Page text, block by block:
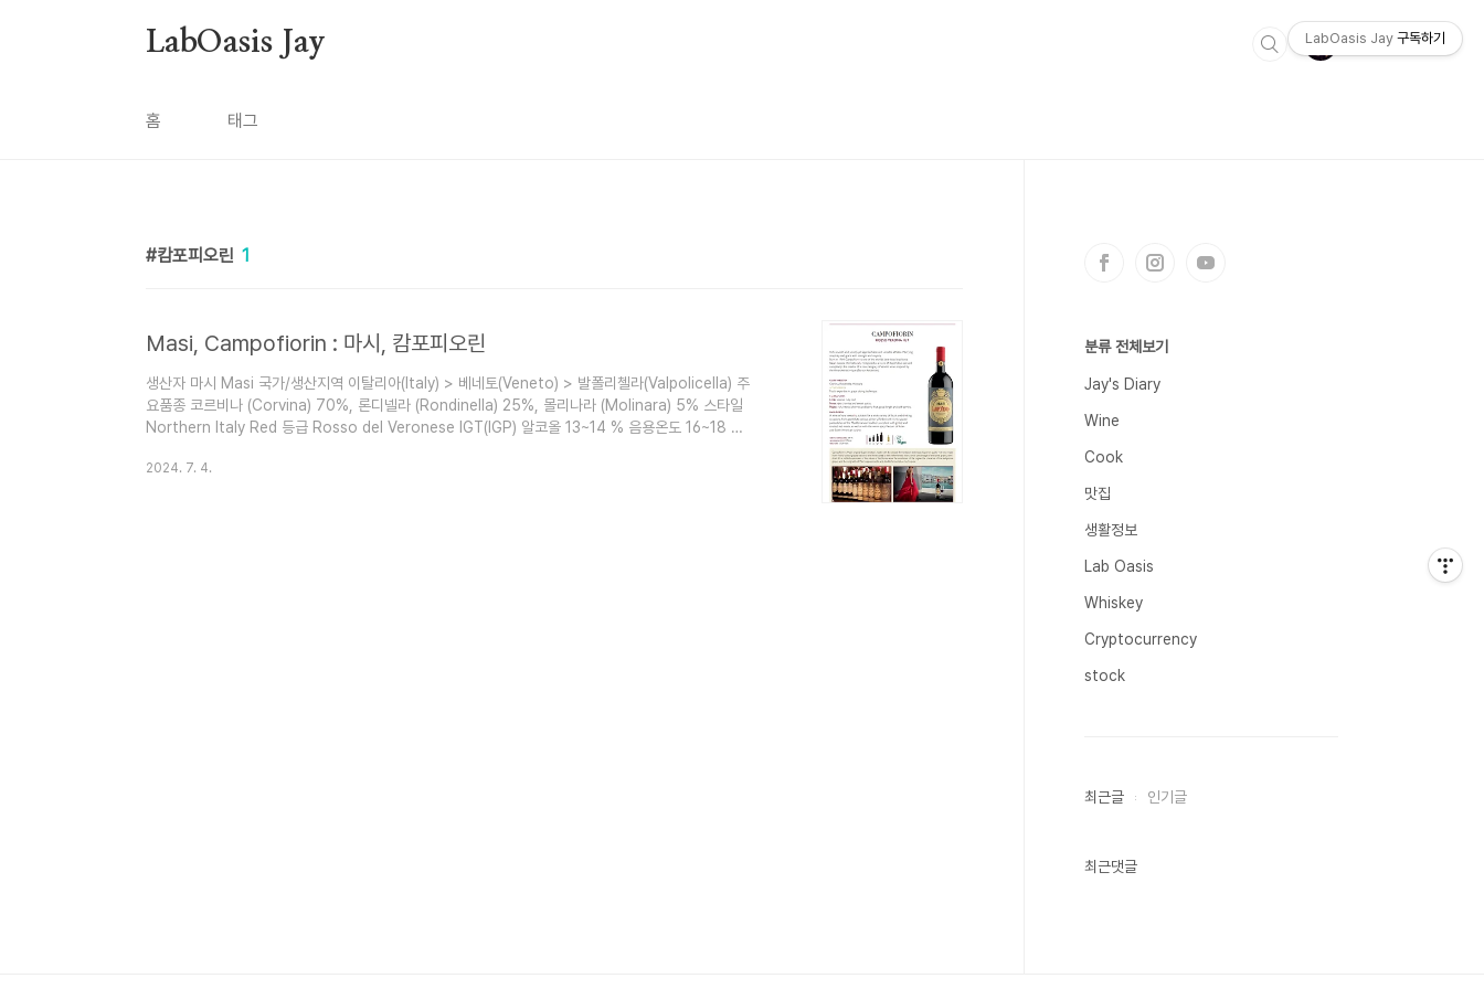
LabOasis Jay
홈 태그
캄포피오린 1
Masi, Campofiorin : 마시, 캄포피오린
생산자 마시 Masi 국가/생산지역 이탈리아(Italy) > 베네토(Veneto) > 발폴리첼라(Valpolicella) 주
요품종 코르비나 (Corvina) 70%, 론디넬라 (Rondinella) 25%, 몰리나라 (Molinara) 5% 스타일
Northern Italy Red 등급 Rosso del Veronese IGT(IGP) 알코올 13~14 % 음용온도 16~18 ℃
과 잘 어울리는 최상의 와인이다. 기타정보 *2016 대한민국 주류대상 Best of 2020 *2011 빈티
2024. 7. 4.
분류 전체보기
Jay's Diary
Wine
Cook
맛집
생활정보
Lab Oasis
Whiskey
Cryptocurrency
stock
최근글 인기글
최근댓글
LabOasis Jay 구독하기